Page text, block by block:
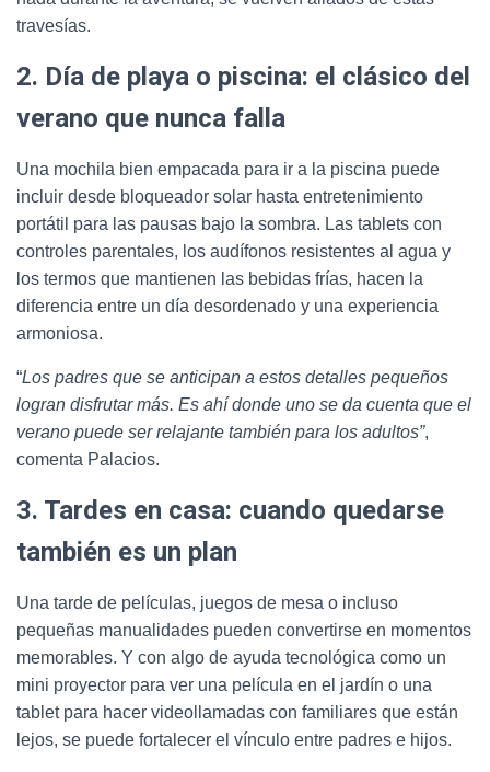
travesías.
2. Día de playa o piscina: el clásico del
verano que nunca falla
Una mochila bien empacada para ir a la piscina puede
incluir desde bloqueador solar hasta entretenimiento
portátil para las pausas bajo la sombra. Las tablets con
controles parentales, los audífonos resistentes al agua y
los termos que mantienen las bebidas frías, hacen la
diferencia entre un día desordenado y una experiencia
armoniosa.
“Los padres que se anticipan a estos detalles pequeños
logran disfrutar más. Es ahí donde uno se da cuenta que el
verano puede ser relajante también para los adultos”,
comenta Palacios.
3. Tardes en casa: cuando quedarse
también es un plan
Una tarde de películas, juegos de mesa o incluso
pequeñas manualidades pueden convertirse en momentos
memorables. Y con algo de ayuda tecnológica como un
mini proyector para ver una película en el jardín o una
tablet para hacer videollamadas con familiares que están
lejos, se puede fortalecer el vínculo entre padres e hijos.